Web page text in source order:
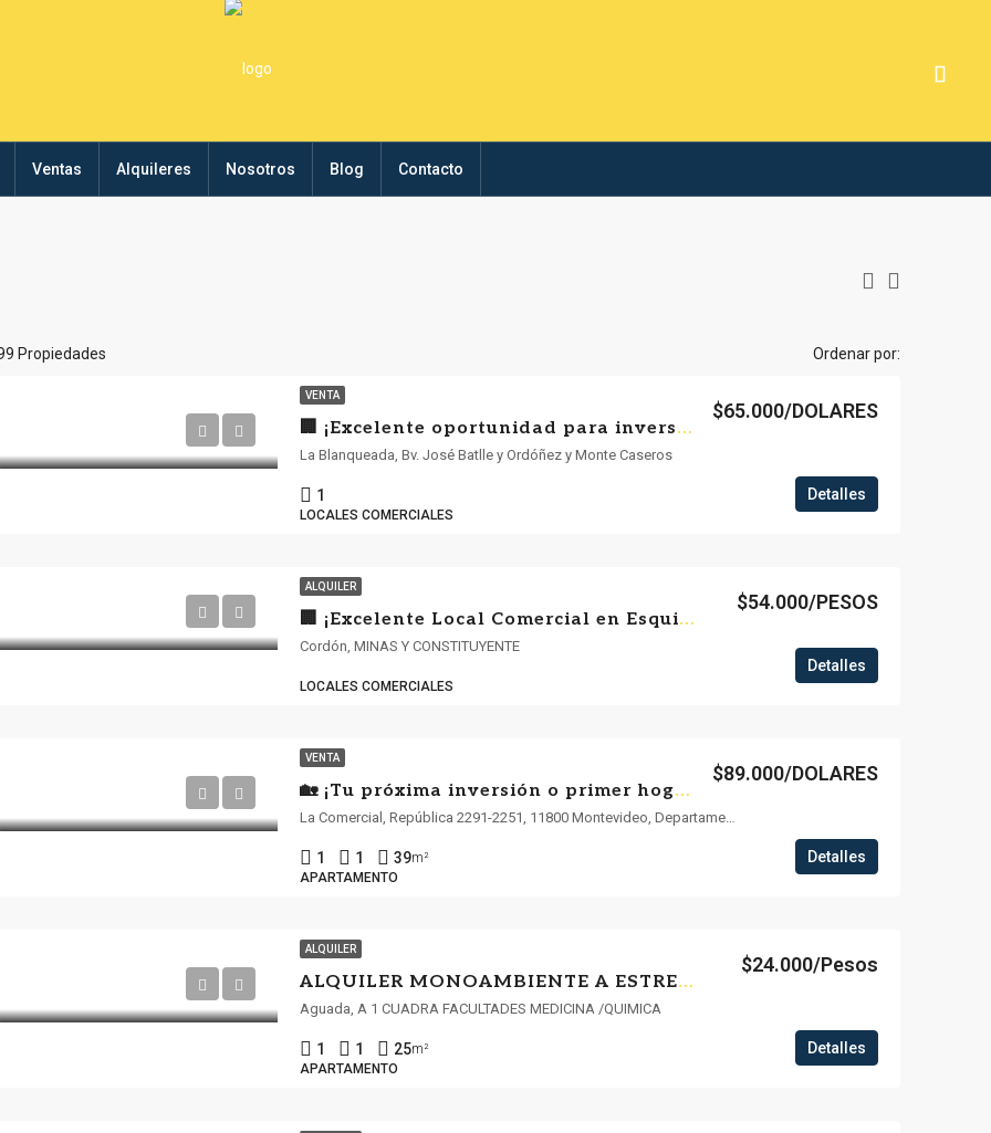
Ventas Alquileres Nosotros Blog Contacto
Propiedades Ordenar por:
VENTA
🏢 ¡Excelente oportunidad para inversores! 💰📈local rentado
$65.000/DOLARES
La Blanqueada, Bv. José Batlle y Ordóñez y Monte Caseros
1
LOCALES COMERCIALES
Detalles
ALQUILER
🏢 ¡Excelente Local Comercial en Esquina! 70 METROS
$54.000/PESOS
Cordón, MINAS Y CONSTITUYENTE
LOCALES COMERCIALES
Detalles
VENTA
🏡 ¡Tu próxima inversión o primer hogar te espera! | Apartamento de 1 dormitorio en venta
$89.000/DOLARES
La Comercial, República 2291-2251, 11800 Montevideo, Departamento de Montevideo
1 1 39m²
APARTAMENTO
Detalles
ALQUILER
ALQUILER MONOAMBIENTE A ESTRENER CON BALCON – 103
$24.000/Pesos
Aguada, A 1 CUADRA FACULTADES MEDICINA /QUIMICA
1 1 25m²
APARTAMENTO
Detalles